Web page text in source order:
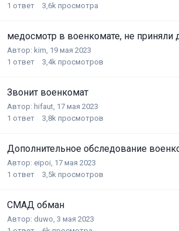
1 ответ 3,6k просмотра
медосмотр в военкомате, не приняли
Автор: kim 19 мая 2023
1 ответ 3,4k просмотров
Звонит военкомат
Автор: hifaut 17 мая 2023
1 ответ 3,8k просмотров
Дополнительное обследование
Автор: eipoi 17 мая 2023
1 ответ 3,5k просмотров
СМАД обман
Автор: duwo 3 мая 2023